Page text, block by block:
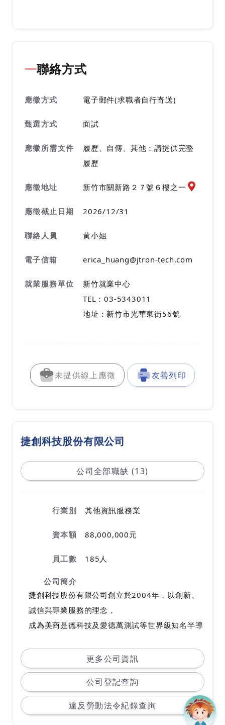
聯絡方式
應徵方式 電子郵件(求職者自行寄送)
甄選方式 面試
應徵所需文件
履歷、自傳、其他：請提供完整
履歷
應徵地址 新竹市關新路２７號６樓之一 應徵地址
應徵截止日期 2026/12/31
聯絡人員 黃小姐
電子信箱 erica_huang@jtron-tech.com
就業服務單位
新竹就業中心
TEL：03-5343011
地址：新竹市光華東街56號
未提供線上應徵 友善列印
捷創科技股份有限公司
公司全部職缺 (13)
行業別 其他資訊服務業
資本額 88,000,000元
員工數 185人
公司簡介
捷創科技股份有限公司創立於2004年，以創新、
誠信與專業服務的理念，
成為美商是德科技及愛德萬測試等世界級知名半導
我們在人員訓練、品質要求及流程管制皆以符合世
界級原廠的標準執行，以豐富的專業經驗
與持續改善的服務品質獲得合作夥伴的認同與肯
更多公司資訊
公司登記查詢
違反勞動法令紀錄查詢